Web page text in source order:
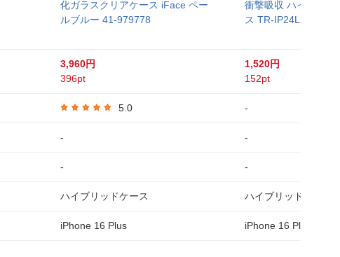
化ガラスクリアケース iFace ペー
ルブルー 41-979778
3,960円
396pt
5.0
-
-
ハイブリッドケース
iPhone 16 Plus
衝撃吸収 ハイブリッ
ス TR-IP24L2-LD-
1,520円
152pt
-
-
-
ハイブリッドケース
iPhone 16 Plus